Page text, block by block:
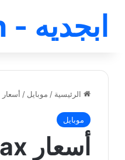
ابجديه - Abjadih
الرئيسية / موبايل / أسعار Apple iPhone 14 Pro Max
موبايل
أسعار Apple iPhone 14 Pro Max